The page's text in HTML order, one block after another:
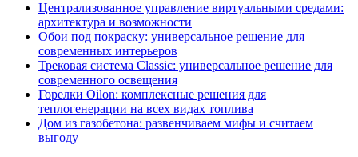
Централизованное управление виртуальными средами:
архитектура и возможности
Обои под покраску: универсальное решение для
современных интерьеров
Трековая система Classic: универсальное решение для
современного освещения
Горелки Oilon: комплексные решения для
теплогенерации на всех видах топлива
Дом из газобетона: развенчиваем мифы и считаем
выгоду